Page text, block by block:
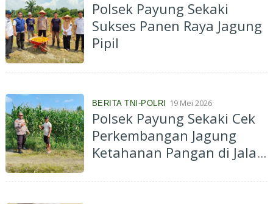
Polsek Payung Sekaki
Sukses Panen Raya Jagung
Pipil
BERITA TNI-POLRI 19 Mei 2026
Polsek Payung Sekaki Cek
Perkembangan Jagung
Ketahanan Pangan di Jalan
Diperkirakan Awal Juni